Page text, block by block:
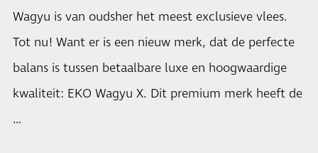
Wagyu is van oudsher het meest exclusieve vlees.
Tot nu! Want er is een nieuw merk, dat de perfecte
balans is tussen betaalbare luxe en hoogwaardige
kwaliteit: EKO Wagyu X. Dit premium merk heeft de
…